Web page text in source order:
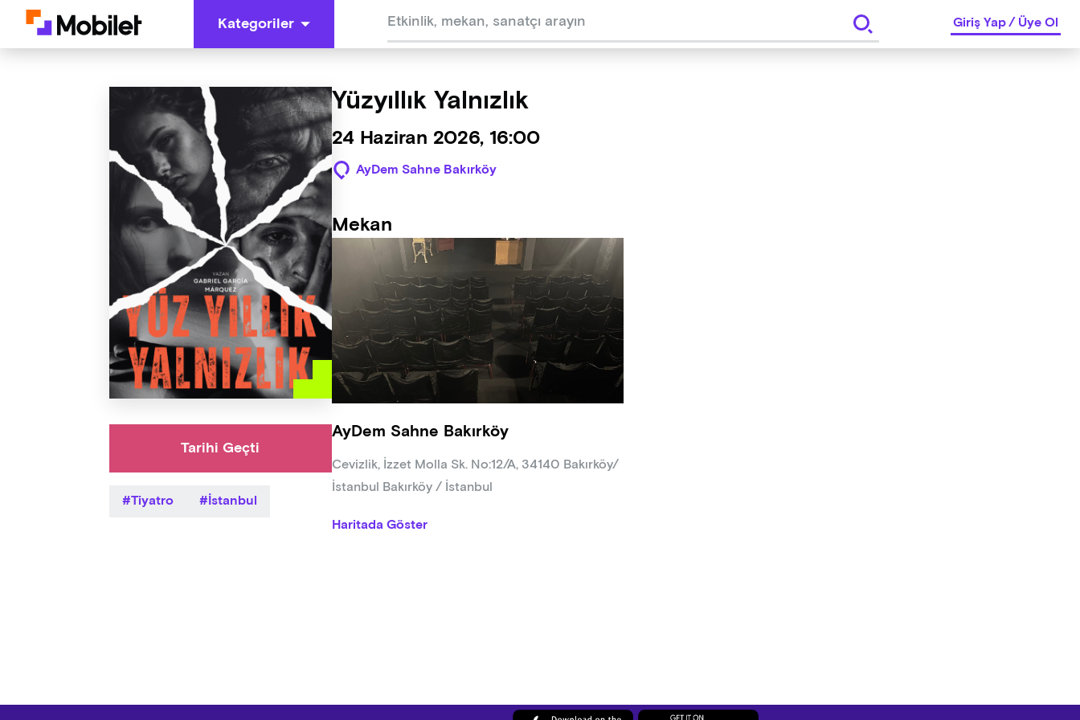
Kategoriler Giriş Yap/Üye Ol
Tarihi Geçti
Tiyatro İstanbul
Yüzyıllık Yalnızlık
24 Haziran 2026, 16:00
AyDem Sahne Bakırköy
Mekan
AyDem Sahne Bakırköy
Cevizlik, İzzet Molla Sk. No:12/A, 34140 Bakırköy/
İstanbul Bakırköy / İstanbul
Haritada Göster